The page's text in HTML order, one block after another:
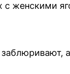
с женскими